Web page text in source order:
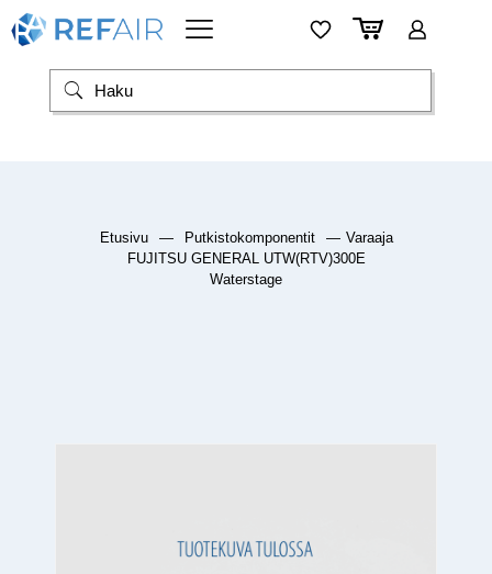
Etusivu — Putkistokomponentit — Varaaja
FUJITSU GENERAL UTW(RTV)300E
Waterstage